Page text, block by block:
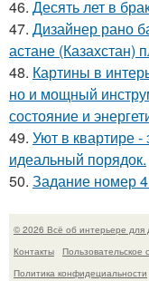
46. Десять лет в
47. Дизайнер рано
астане (Казахстан)
48. Картины в
но и мощный
состояние и
49. Уют в квартире -
идеальный порядок.
50. Задание номер
© 2026 Всё об интерьере для
Контакты
Пользовательское
Политика конфидециальности